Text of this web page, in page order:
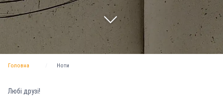
Головна Ноти
Любі друзі!